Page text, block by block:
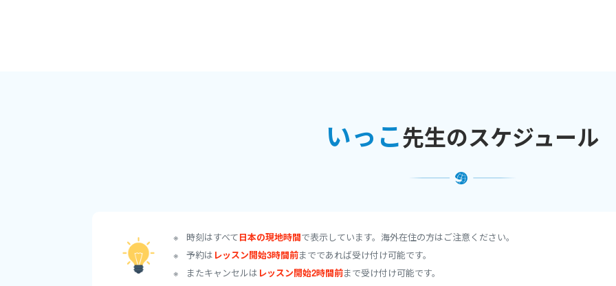
☆ 英文法のポイント確認
など、レッスン時間外に練習できるコンテンツを発信していく予定です。
∴∵∴ ୨୧ ∴∵∴ ୨୧ ∴∵∴ ୨୧ ∴∵∴
いっこ先生のスケジュール
時刻はすべて日本の現地時間で表示しています。海外在住の方はご注意ください。
予約は レッスン開始3時間前までであれば受け付け可能です。
またキャンセルは レッスン開始2時間前まで受け付け可能です。